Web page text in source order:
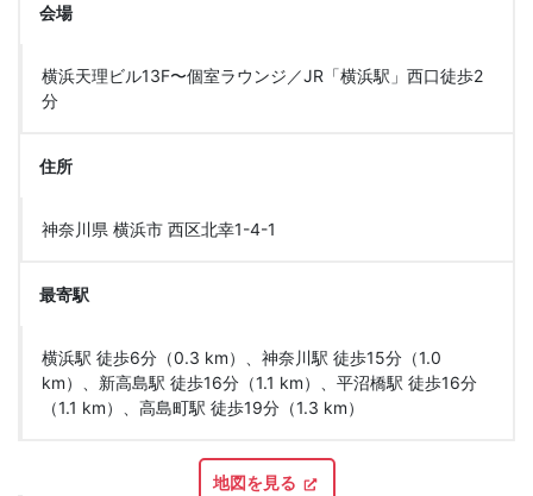
会場
横浜天理ビル13F〜個室ラウンジ／JR「横浜駅」西口徒歩2
分
住所
神奈川県 横浜市 西区北幸1-4-1
最寄駅
横浜駅 徒歩6分（0.3 km）、神奈川駅 徒歩15分（1.0
km）、新高島駅 徒歩16分（1.1 km）、平沼橋駅 徒歩16分
（1.1 km）、高島町駅 徒歩19分（1.3 km）
地図を見る